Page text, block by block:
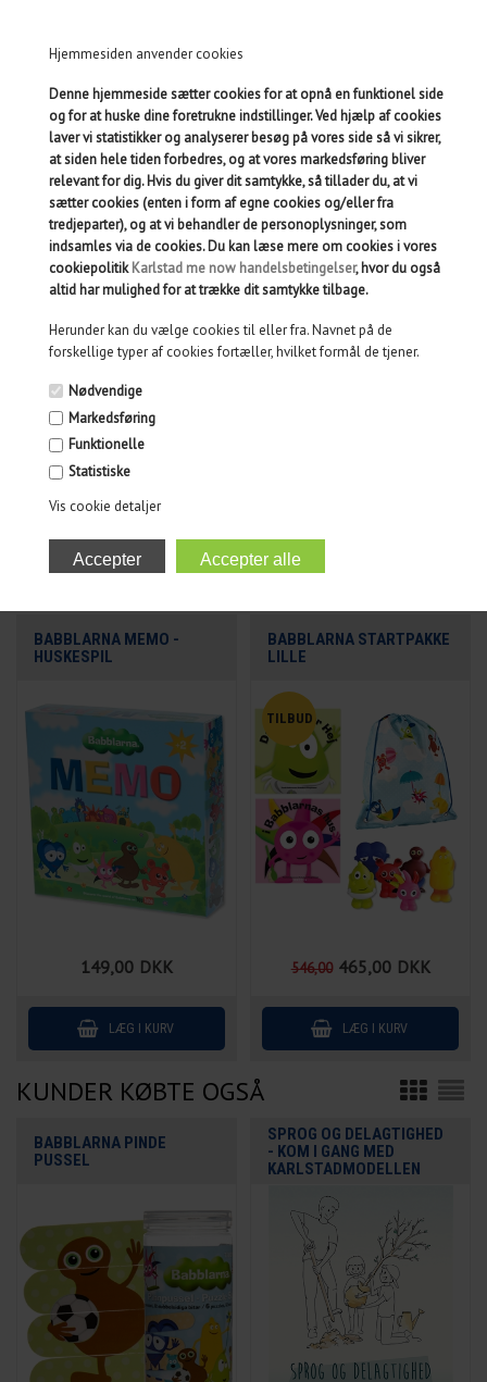
Hjemmesiden anvender cookies
Denne hjemmeside sætter cookies for at opnå en funktionel side
og for at huske dine foretrukne indstillinger. Ved hjælp af cookies
laver vi statistikker og analyserer besøg på vores side så vi sikrer,
at siden hele tiden forbedres, og at vores markedsføring bliver
relevant for dig. Hvis du giver dit samtykke, så tillader du, at vi
sætter cookies (enten i form af egne cookies og/eller fra
tredjeparter), og at vi behandler de personoplysninger, som
indsamles via de cookies. Du kan læse mere om cookies i vores
cookiepolitikKarlstad me now handelsbetingelser, hvor du også
altid har mulighed for at trække dit samtykke tilbage.
Herunder kan du vælge cookies til eller fra. Navnet på de
forskellige typer af cookies fortæller, hvilket formål de tjener.
Nødvendige
Markedsføring
Funktionelle
Statistiske
Vis cookie detaljer
MÅSKE ER DU OGSÅ INTERESSERET I
FØLGENDE PRODUKTER
BABBLARNA FORM
PUSLESPIL - 6 FIGURER
169,00 DKK
DADDIDDOO BABBLARNA
BABBLARNA MEMO -
HUSKESPIL
149,00 DKK
BABBLARNA STARTPAKKE
LILLE
546,00 465,00 DKK
KUNDER KØBTE OGSÅ
BABBLARNA PINDE
PUSSEL
SPROG OG DELAGTIGHED
- KOM I GANG MED
KARLSTADMODELLEN